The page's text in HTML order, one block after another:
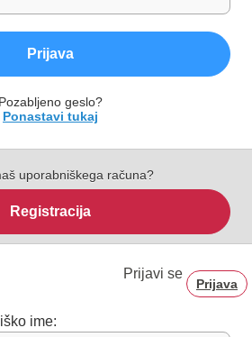
Prijava
Pozabljeno geslo?
Ponastavi tukaj
uporabniškega računa?
Registracija
Prijavi se
Prijava
ime: